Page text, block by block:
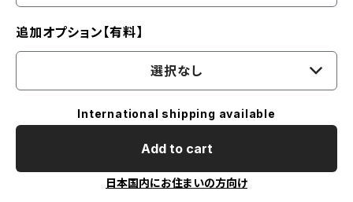
追加オプション【有料】
選択なし
International shipping available
Add to cart
日本国内にお住まいの方向け